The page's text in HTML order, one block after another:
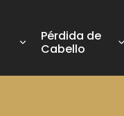
Pérdida de
Cabello